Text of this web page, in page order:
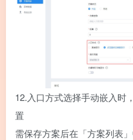
12.入口方式选择手动嵌入时
置
需保存方案后在「方案列表